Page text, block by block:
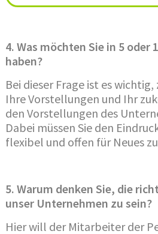
4. Was möchten Sie in 5 oder
haben?
Bei dieser Frage ist es wichtig,
Ihre Vorstellungen und Ihr
den Vorstellungen des
Dabei müssen Sie den
flexibel und offen für Neues
5. Warum denken Sie, die
unser Unternehmen zu sein?
Hier will der Mitarbeiter der